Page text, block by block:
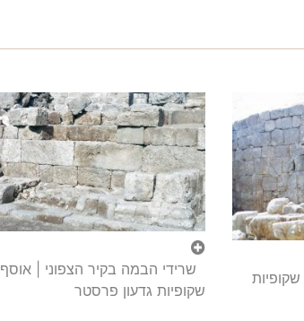
שרידי הבמה בקיר הצפוני | אוסף
שקופיות גדעון פרסטר